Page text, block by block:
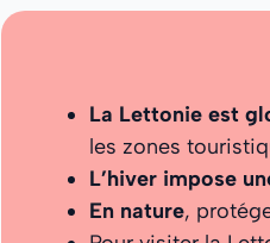
La Lettonie est
les zones
L’hiver impose
En nature,